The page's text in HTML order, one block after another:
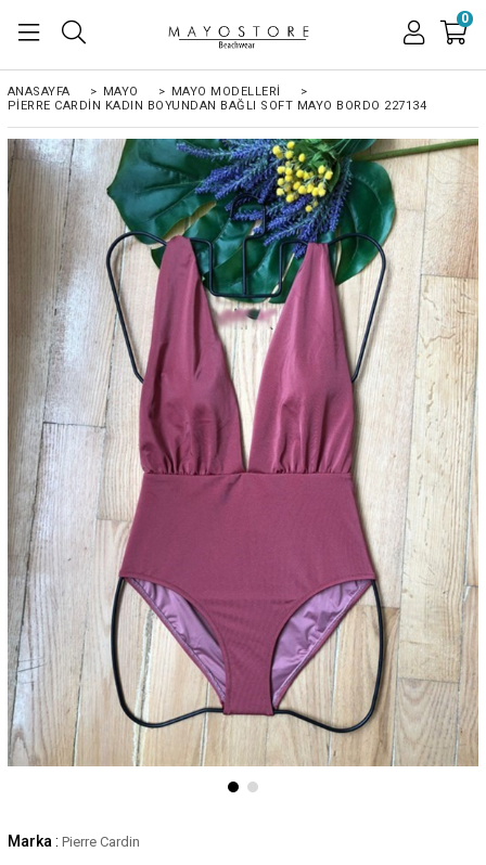
0
ANASAYFA > MAYO > MAYO MODELLERI
>
PIERRE CARDIN KADIN BOYUNDAN BAĞLI SOFT MAYO BORDO 227134
Marka : Pierre Cardin